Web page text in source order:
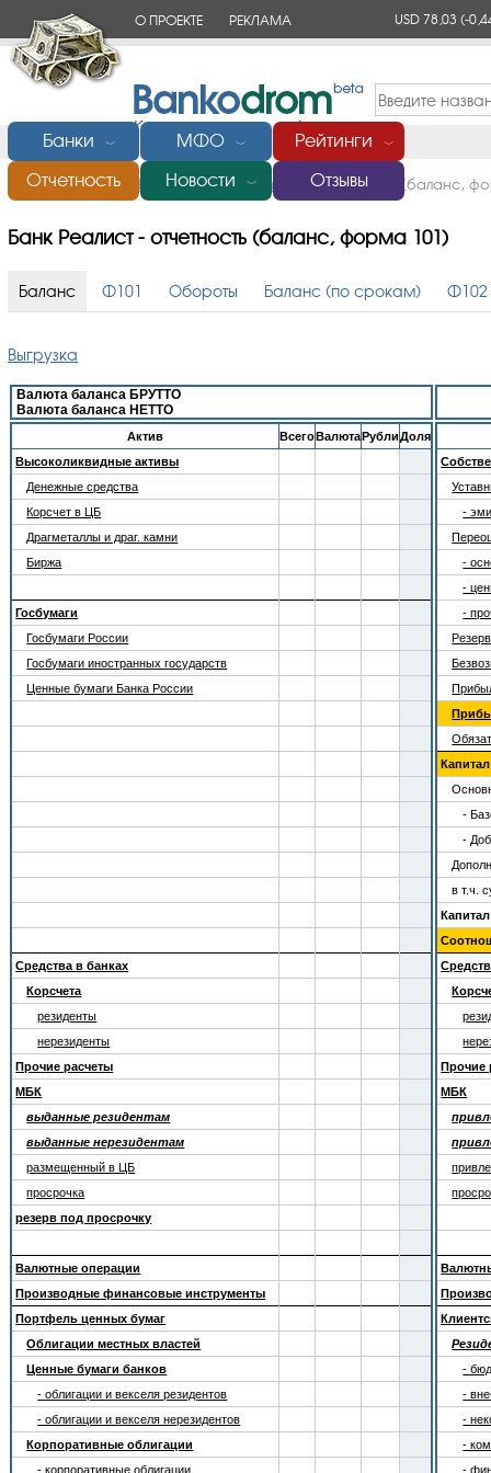
О ПРОЕКТЕ РЕКЛАМА USD 78,03(-
Банки ﹀ МФО ﹀ Рейтинги ﹀
Отчетность Новости ﹀ Отзывы
Главная/Банки России/Банк Реалист /Отчетность (баланс,
Банк Реалист - отчетность (баланс, форма 101)
Баланс Ф101 Обороты Баланс (по срокам) Ф102
Выгрузка
Валюта баланса БРУТТО
Валюта баланса НЕТТО
Aктив ВсегоВалютаРублиДоля
Высоколиквидные активы
Денежные средства
Корсчет в ЦБ
Драгметаллы и драг. камни
Биржа
Госбумаги
Госбумаги России
Госбумаги иностранных государств
Ценные бумаги Банка России
Средства в банках
Корсчета
резиденты
нерезиденты
Прочие расчеты
МБК
выданные резидентам
выданные нерезидентам
размещенный в ЦБ
просрочка
резерв под просрочку
Валютные операции
Производные финансовые инструменты
Портфель ценных бумаг
Облигации местных властей
Ценные бумаги банков
- облигации и векселя резидентов
- облигации и векселя нерезидентов
Корпоративные облигации
- корпоративные облигации
-
-
-
-
-
-
в т.ч.
Прочие
МБК
-
-
-
-
-